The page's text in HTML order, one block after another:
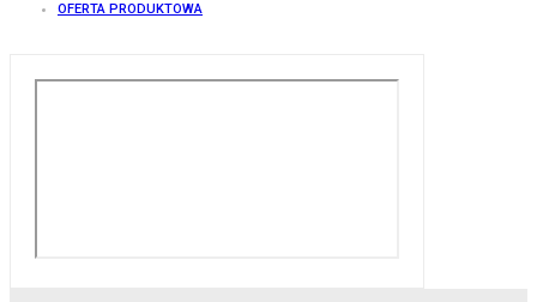
OFERTA PRODUKTOWA